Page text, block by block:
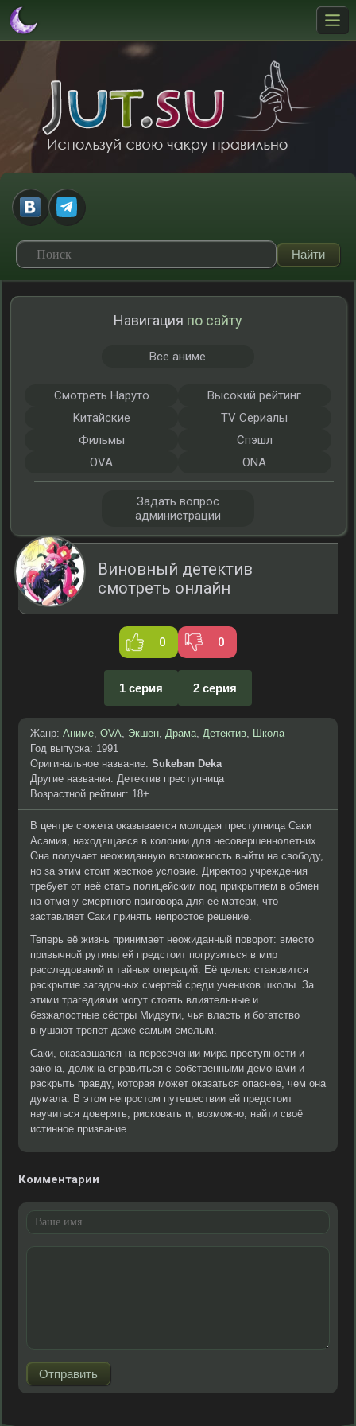
Виновный детектив
смотреть онлайн
0 0
1 серия 2 серия
Жанр: Аниме, OVA, Экшен, Драма, Детектив, Школа
Год выпуска: 1991
Оригинальное название: Sukeban Deka
Другие названия: Детектив преступница
Возрастной рейтинг: 18+
В центре сюжета оказывается молодая преступница Саки
Асамия, находящаяся в колонии для несовершеннолетних.
Она получает неожиданную возможность выйти на свободу,
но за этим стоит жесткое условие. Директор учреждения
требует от неё стать полицейским под прикрытием в обмен
на отмену смертного приговора для её матери, что
заставляет Саки принять непростое решение.
Теперь её жизнь принимает неожиданный поворот: вместо
привычной рутины ей предстоит погрузиться в мир
расследований и тайных операций. Её целью становится
раскрытие загадочных смертей среди учеников школы. За
этими трагедиями могут стоять влиятельные и
безжалостные сёстры Мидзути, чья власть и богатство
внушают трепет даже самым смелым.
Саки, оказавшаяся на пересечении мира преступности и
закона, должна справиться с собственными демонами и
раскрыть правду, которая может оказаться опаснее, чем она
думала. В этом непростом путешествии ей предстоит
научиться доверять, рисковать и, возможно, найти своё
истинное призвание.
Комментарии
Навигация по сайту
Все аниме
Смотреть Наруто
Высокий рейтинг
Китайские
TV Сериалы
Фильмы
Спэшл
OVA
ONA
Задать вопрос
администрации